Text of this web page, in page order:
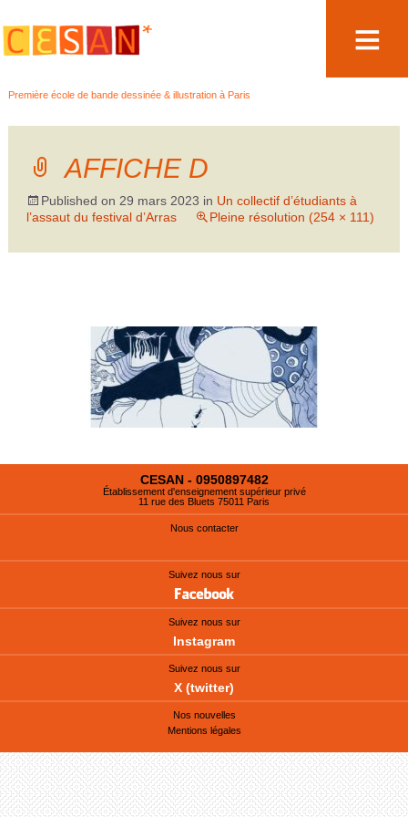
Première école de bande dessinée & illustration à Paris
au
AFFICHE D
Published on 29 mars 2023 in Un collectif d’étudiants à
l’assaut du festival d’Arras
Pleine résolution (254 × 111)
CESAN - 0950897482
Établissement d'enseignement supérieur privé
11 rue des Bluets 75011 Paris
Nous contacter
Suivez nous sur
Suivez nous sur
Instagram
Suivez nous sur
X (twitter)
Nos nouvelles
Mentions légales